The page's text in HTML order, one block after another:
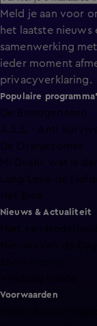
Meld je aan voor
het laatste nieuws
samenwerking
ieder moment
privacyverklaring.
Populaire
De Bondgenoten
A.S.S. - Anti
De Oranjezomer
Mi Dushi: wat is
Lang Leve de
Het Blok
Nieuws & Actualiteit
Voorwaarden